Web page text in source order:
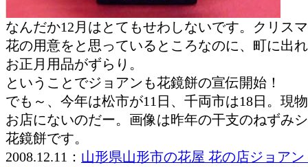
なんだか12月はとてもせわしないです。クリス
花の用意をと思っているところなのに、町に出
お正月用品がずらり。
ということでジョアンも花鏡餅の宣伝開始！
でも～、今年は松市が11日、千両市は18日。現
お店にないのだー。画像は昨年の干支のねずみ
花鏡餅です。
2008.12.11： 山形県山形市の花屋 花の店ジョア